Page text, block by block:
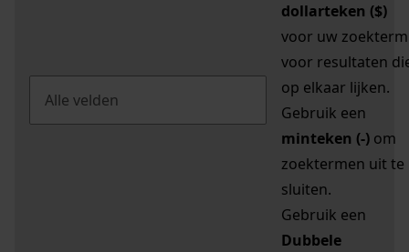
dollarteken ($)
voor uw zoekterm
voor resultaten
op elkaar lijken.
Gebruik een
minteken (-) om
zoektermen uit te
sluiten.
Gebruik een
Dubbele